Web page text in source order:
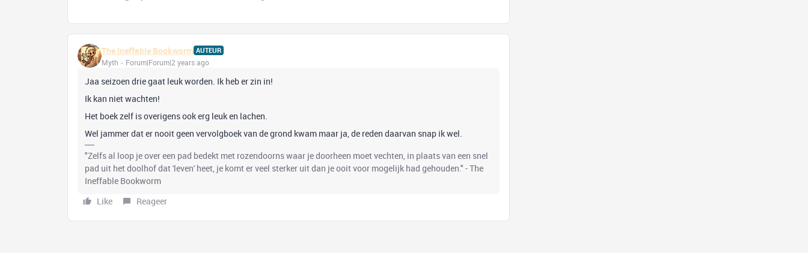
The Ineffable Bookworm AUTEUR
Myth Forum|Forum|2 years ago
Jaa seizoen drie gaat leuk worden. Ik heb er zin in!
Ik kan niet wachten!
Het boek zelf is overigens ook erg leuk en lachen.
Wel jammer dat er nooit geen vervolgboek van de grond kwam maar ja, de reden daarvan snap ik wel.
"Zelfs al loop je over een pad bedekt met rozendoorns waar je doorheen moet vechten, in plaats van een snel
pad uit het doolhof dat 'leven' heet, je komt er veel sterker uit dan je ooit voor mogelijk had gehouden." - The
Ineffable Bookworm
Like
Reageer